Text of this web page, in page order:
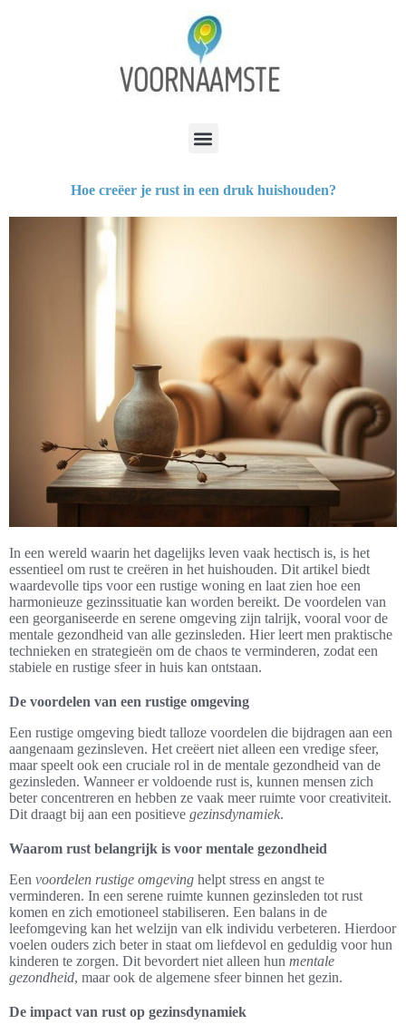
Hoe creëer je rust in een druk huishouden?
In een wereld waarin het dagelijks leven vaak hectisch is, is het
essentieel om rust te creëren in het huishouden. Dit artikel biedt
waardevolle tips voor een rustige woning en laat zien hoe een
harmonieuze gezinssituatie kan worden bereikt. De voordelen van
een georganiseerde en serene omgeving zijn talrijk, vooral voor de
mentale gezondheid van alle gezinsleden. Hier leert men praktische
technieken en strategieën om de chaos te verminderen, zodat een
stabiele en rustige sfeer in huis kan ontstaan.
De voordelen van een rustige omgeving
Een rustige omgeving biedt talloze voordelen die bijdragen aan een
aangenaam gezinsleven. Het creëert niet alleen een vredige sfeer,
maar speelt ook een cruciale rol in de mentale gezondheid van de
gezinsleden. Wanneer er voldoende rust is, kunnen mensen zich
beter concentreren en hebben ze vaak meer ruimte voor creativiteit.
Dit draagt bij aan een positieve gezinsdynamiek.
Waarom rust belangrijk is voor mentale gezondheid
Een voordelen rustige omgeving helpt stress en angst te
verminderen. In een serene ruimte kunnen gezinsleden tot rust
komen en zich emotioneel stabiliseren. Een balans in de
leefomgeving kan het welzijn van elk individu verbeteren. Hierdoor
voelen ouders zich beter in staat om liefdevol en geduldig voor hun
kinderen te zorgen. Dit bevordert niet alleen hun mentale
gezondheid, maar ook de algemene sfeer binnen het gezin.
De impact van rust op gezinsdynamiek